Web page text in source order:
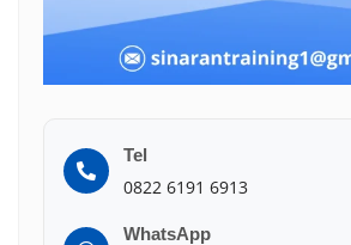
Tel
0822 6191 6913
WhatsApp